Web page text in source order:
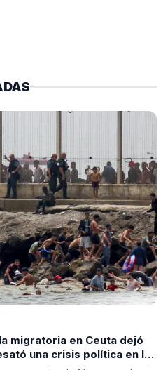
migratoria en Ceuta dejó
una crisis política en la